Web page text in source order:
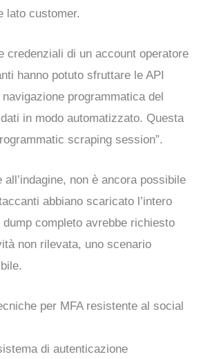
lato customer.
credenziali di un account operatore
hanno potuto sfruttare le API
programmatica del
in modo automatizzato. Questa
scraping session”.
non è ancora possibile
abbiano scaricato l’intero
completo avrebbe richiesto
non rilevata, uno scenario
per MFA resistente al social
di autenticazione